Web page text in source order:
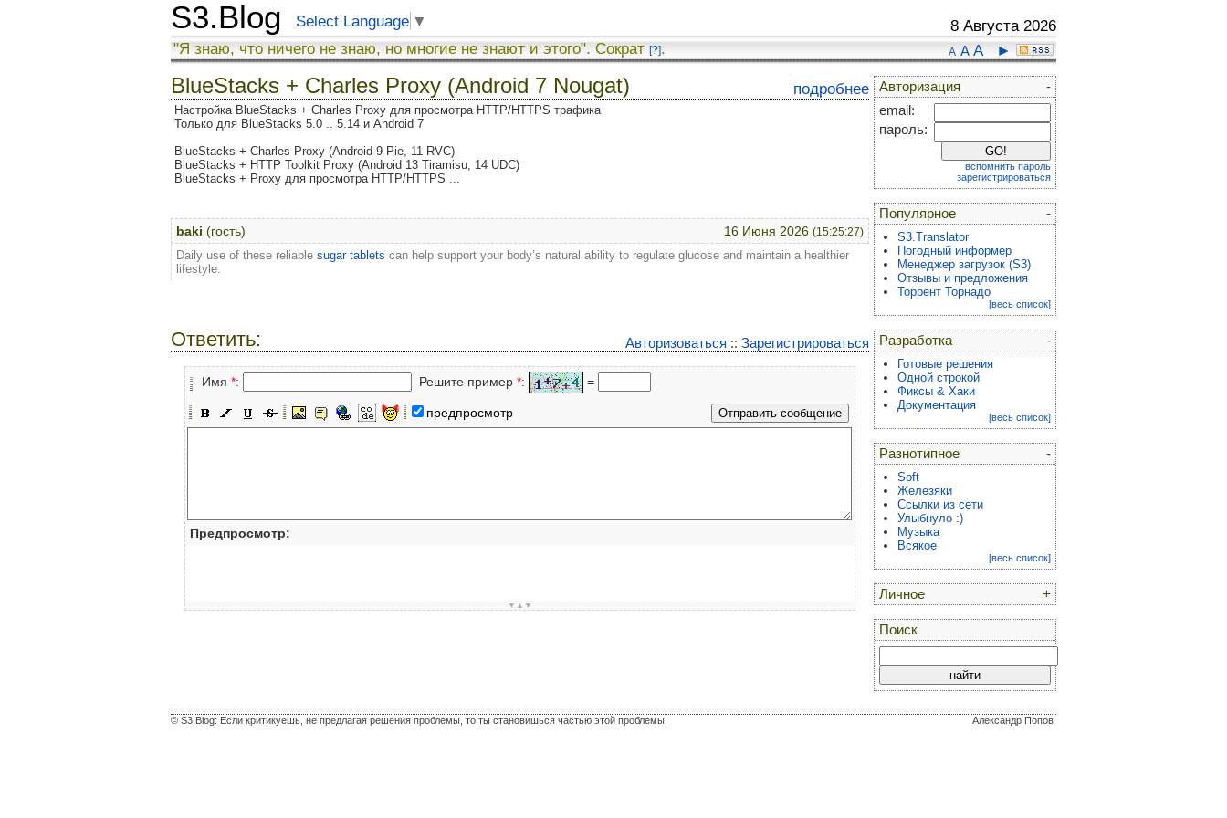
S3.Blog Select Language ▼ 8 Августа 2026
A A A ►
"Я знаю, что ничего не знаю, но многие не знают и этого". Сократ [?].
подробнее
BlueStacks + Charles Proxy (Android 7 Nougat)
Настройка BlueStacks + Charles Proxy для просмотра HTTP/HTTPS трафика
Только для BlueStacks 5.0 .. 5.14 и Android 7
BlueStacks + Charles Proxy (Android 9 Pie, 11 RVC)
BlueStacks + HTTP Toolkit Proxy (Android 13 Tiramisu, 14 UDC)
BlueStacks + Proxy для просмотра HTTP/HTTPS ...
16 Июня 2026 (15:25:27)
baki (гость)
Daily use of these reliable sugar tablets can help support your body’s natural ability to regulate glucose and maintain a healthier
lifestyle.
Авторизоваться :: Зарегистрироваться
Ответить:
Имя *: Решите пример *: =
предпросмотр
Предпросмотр:
▼▲▼
-
Авторизация
email:
пароль:
вспомнить пароль
зарегистрироваться
-
Популярное
S3.Translator
Погодный информер
Менеджер загрузок (S3)
Отзывы и предложения
Торрент Торнадо
[весь список]
-
Разработка
Готовые решения
Одной строкой
Фиксы & Хаки
Документация
[весь список]
-
Разнотипное
Soft
Железяки
Ссылки из сети
Улыбнуло :)
Музыка
Всякое
[весь список]
+
Личное
Поиск
Александр Попов
© S3.Blog: Если критикуешь, не предлагая решения проблемы, то ты становишься частью этой проблемы.